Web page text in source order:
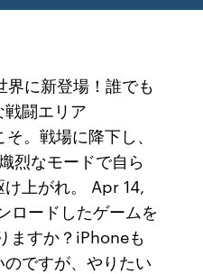
に新登場！誰でも
闘エリア
。戦場に降下し、
烈なモードで自ら
上がれ。 Apr 14,
ロードしたゲームを
ますか？iPhoneも
ですが、やりたい